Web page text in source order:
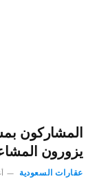
المشاركون
يزورون
عقارات السعودية